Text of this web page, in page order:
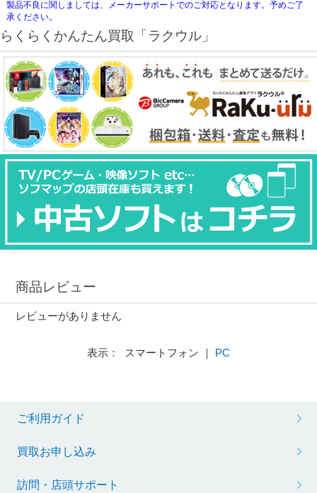
製品不良に関しましては、メーカーサポートでのご対応となります。予めご了
承ください。
らくらくかんたん買取「ラクウル」
商品レビュー
レビューがありません
表示： スマートフォン ｜ PC
ご利用ガイド
買取お申し込み
訪問・店頭サポート